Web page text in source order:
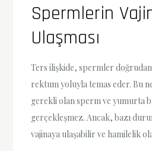
Spermlerin
Ulaşması
Ters ilişkide, spermler doğrudan
rektum yoluyla temas eder. Bu
gerekli olan sperm ve yumurta
gerçekleşmez. Ancak, bazı
vajinaya ulaşabilir ve hamilelik